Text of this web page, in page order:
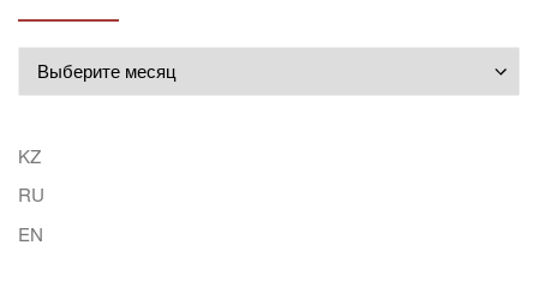
KZ
RU
EN